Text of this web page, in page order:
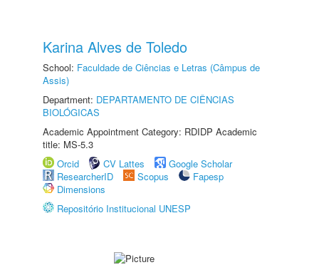
Karina Alves de Toledo
School: Faculdade de Ciências e Letras (Câmpus de
Assis)
Department: DEPARTAMENTO DE CIÊNCIAS
BIOLÓGICAS
Academic Appointment Category: RDIDP Academic
title: MS-5.3
Orcid
CV Lattes
Google Scholar
ResearcherID
Scopus
Fapesp
Dimensions
Repositório Institucional UNESP